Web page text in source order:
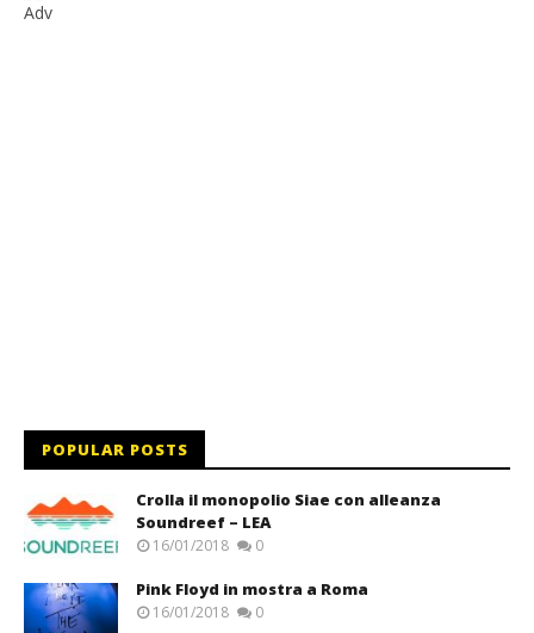
Adv
POPULAR POSTS
Crolla il monopolio Siae con alleanza
Soundreef – LEA
16/01/2018 0
Pink Floyd in mostra a Roma
16/01/2018 0